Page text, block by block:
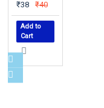
₹38 ₹40
Add to
Cart